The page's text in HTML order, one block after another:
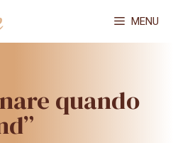
MENU
quando